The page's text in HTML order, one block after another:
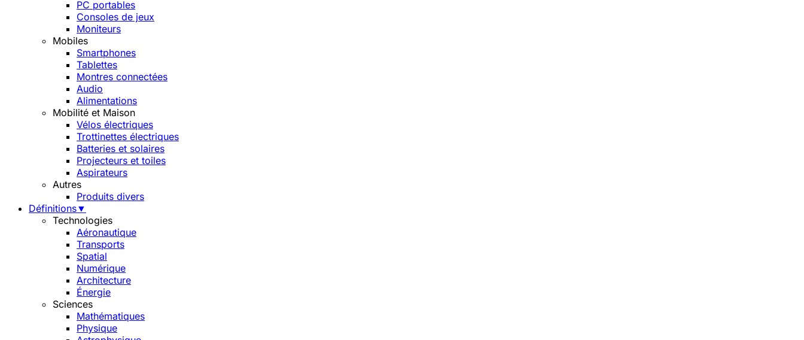
PC portables
Consoles de jeux
Moniteurs
Mobiles
Smartphones
Tablettes
Montres connectées
Audio
Alimentations
Mobilité et Maison
Vélos électriques
Trottinettes électriques
Batteries et solaires
Projecteurs et toiles
Aspirateurs
Autres
Produits divers
Définitions▼
Technologies
Aéronautique
Transports
Spatial
Numérique
Architecture
Énergie
Sciences
Mathématiques
Physique